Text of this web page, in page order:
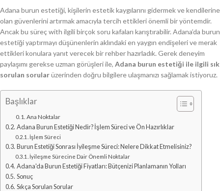
Adana burun estetiği, kişilerin estetik kaygılarını gidermek ve kendilerine
olan güvenlerini artırmak amacıyla tercih ettikleri önemli bir yöntemdir.
Ancak bu süreç with ilgili birçok soru kafaları karıştırabilir. Adana’da burun
estetiği yaptırmayı düşünenlerin aklındaki en yaygın endişeleri ve merak
ettikleri konulara yanıt verecek bir rehber hazırladık. Gerek deneyim
paylaşımı gerekse uzman görüşleri ile, Adana burun estetiği ile ilgili sık
sorulan sorularüzerinden doğru bilgilere ulaşmanızı sağlamak istiyoruz.
Başlıklar
Ana Noktalar
Adana Burun Estetiği Nedir? İşlem Süreci ve Ön Hazırlıklar
İşlem Süreci
Burun Estetiği Sonrası İyileşme Süreci: Nelere Dikkat Etmelisiniz?
İyileşme Sürecine Dair Önemli Noktalar
Adana'da Burun Estetiği Fiyatları: Bütçenizi Planlamanın Yolları
Sonuç
Sıkça Sorulan Sorular